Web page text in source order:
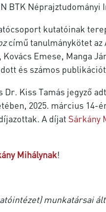
BTK
kutatóinak
című tanulmánykötet
Emese, Manga
és számos
Kiss Tamás jegyző
2025. március 14-
A díjat Sárkány
Mihálynak!
munkatársai